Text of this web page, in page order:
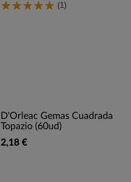
(1)
D'Orleac Gemas Cuadrada
Topazio (60ud)
2,18 €